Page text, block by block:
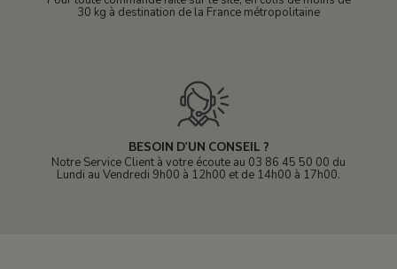
30 kg à destination de la France métropolitaine
BESOIN D'UN CONSEIL ?
Notre Service Client à votre écoute au 03 86 45 50 00 du
Lundi au Vendredi 9h00 à 12h00 et de 14h00 à 17h00.